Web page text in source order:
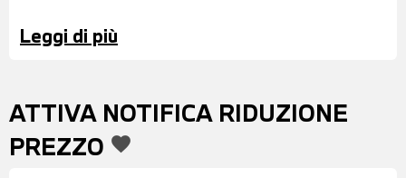
RETROVISORI ESTERNI RIPIEGABILI
SENSORI DI PARCHEGGIO ANTERIORI E
POSTERIORI - TELECAMERA
Leggi di più
ATTIVA NOTIFICA RIDUZIONE
PREZZO favorite